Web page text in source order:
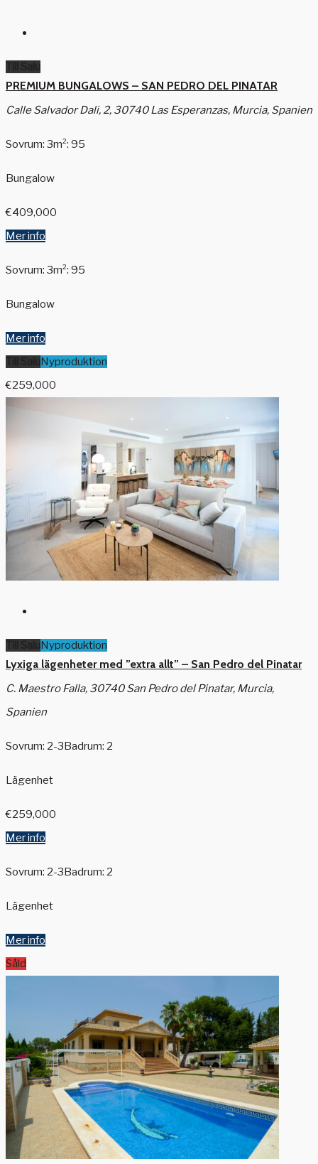
PREMIUM BUNGALOWS – SAN PEDRO DEL PINATAR
Calle Salvador Dali, 2, 30740 Las Esperanzas, Murcia, Spanien
Sovrum: 3m²: 95
Bungalow
€409,000
Mer info
Sovrum: 3m²: 95
Bungalow
Mer info
Nyproduktion
€259,000
Nyproduktion
Lyxiga lägenheter med ”extra allt” – San Pedro del Pinatar
C. Maestro Falla, 30740 San Pedro del Pinatar, Murcia,
Spanien
Sovrum: 2-3Badrum: 2
Lägenhet
€259,000
Mer info
Sovrum: 2-3Badrum: 2
Lägenhet
Mer info
Såld